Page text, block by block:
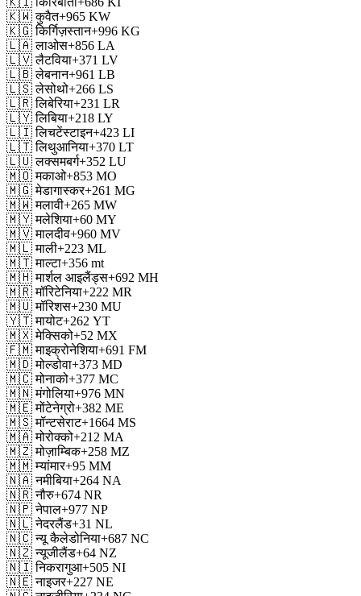
🇰🇼 कुवैत+965 KW
🇰🇬 किर्गिज़स्तान+996 KG
🇱🇦 लाओस+856 LA
🇱🇻 लैटविया+371 LV
🇱🇧 लेबनान+961 LB
🇱🇸 लेसोथो+266 LS
🇱🇷 लिबेरिया+231 LR
🇱🇾 लिबिया+218 LY
🇱🇮 लिचटेंस्टाइन+423 LI
🇱🇹 लिथुआनिया+370 LT
🇱🇺 लक्समबर्ग+352 LU
🇲🇴 मकाओ+853 MO
🇲🇬 मेडागास्कर+261 MG
🇲🇼 मलावी+265 MW
🇲🇾 मलेशिया+60 MY
🇲🇻 मालदीव+960 MV
🇲🇱 माली+223 ML
🇲🇹 माल्टा+356 mt
🇲🇭 मार्शल आइलैंड्स+692 MH
🇲🇷 मॉरिटेनिया+222 MR
🇲🇺 मॉरिशस+230 MU
🇾🇹 मायोट+262 YT
🇲🇽 मेक्सिको+52 MX
🇫🇲 माइक्रोनेशिया+691 FM
🇲🇩 मोल्डोवा+373 MD
🇲🇨 मोनाको+377 MC
🇲🇳 मंगोलिया+976 MN
🇲🇪 मोंटेनेग्रो+382 ME
🇲🇸 मॉन्टसेराट+1664 MS
🇲🇦 मोरोक्को+212 MA
🇲🇿 मोज़ाम्बिक+258 MZ
🇲🇲 म्यांमार+95 MM
🇳🇦 नमीबिया+264 NA
🇳🇷 नौरु+674 NR
🇳🇵 नेपाल+977 NP
🇳🇱 नेदरलैंड+31 NL
🇳🇨 न्यू कैलेडोनिया+687 NC
🇳🇿 न्यूजीलैंड+64 NZ
🇳🇮 निकरागुआ+505 NI
🇳🇪 नाइजर+227 NE